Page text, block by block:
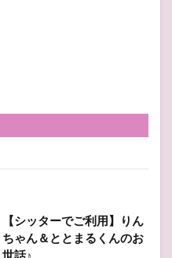
【シッターでご利用】りん
ちゃん＆ととまるくんのお